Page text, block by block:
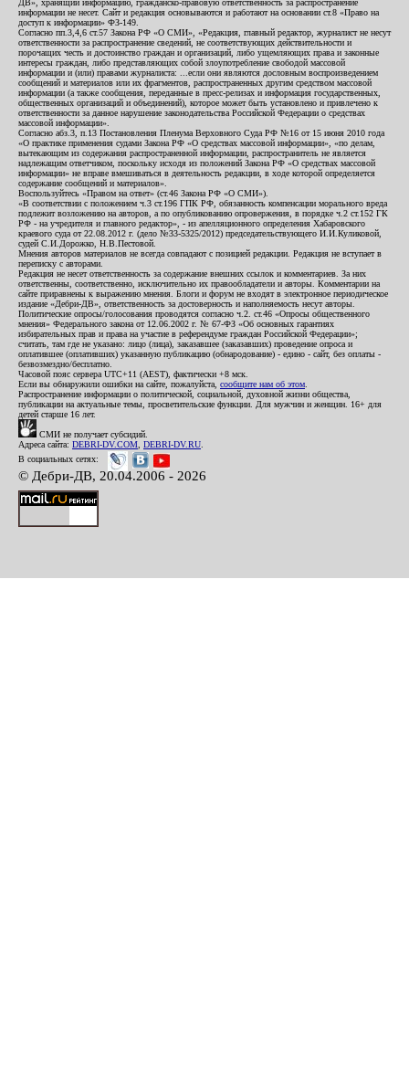
ДВ», хранящий информацию, гражданско-правовую ответственность за распространение
информации не несет. Сайт и редакция основываются и работают на основании ст.8 «Право на
доступ к информации» ФЗ-149.
Согласно пп.3,4,6 ст.57 Закона РФ «О СМИ», «Редакция, главный редактор, журналист не несут
ответственности за распространение сведений, не соответствующих действительности и
порочащих честь и достоинство граждан и организаций, либо ущемляющих права и законные
интересы граждан, либо представляющих собой злоупотребление свободой массовой
информации и (или) правами журналиста: ...если они являются дословным воспроизведением
сообщений и материалов или их фрагментов, распространенных другим средством массовой
информации (а также сообщения, переданные в пресс-релизах и информация государственных,
общественных организаций и объединений), которое может быть установлено и привлечено к
ответственности за данное нарушение законодательства Российской Федерации о средствах
массовой информации».
Согласно абз.3, п.13 Постановления Пленума Верховного Суда РФ №16 от 15 июня 2010 года
«О практике применения судами Закона РФ «О средствах массовой информации», «по делам,
вытекающим из содержания распространенной информации, распространитель не является
надлежащим ответчиком, поскольку исходя из положений Закона РФ «О средствах массовой
информации» не вправе вмешиваться в деятельность редакции, в ходе которой определяется
содержание сообщений и материалов».
Воспользуйтесь «Правом на ответ» (ст.46 Закона РФ «О СМИ»).
«В соответствии с положением ч.3 ст.196 ГПК РФ, обязанность компенсации морального вреда
подлежит возложению на авторов, а по опубликованию опровержения, в порядке ч.2 ст.152 ГК
РФ - на учредителя и главного редактор», - из апелляционного определения Хабаровского
краевого суда от 22.08.2012 г. (дело №33-5325/2012) председательствующего И.И.Куликовой,
судей С.И.Дорожко, Н.В.Пестовой.
Мнения авторов материалов не всегда совпадают с позицией редакции. Редакция не вступает в
переписку с авторами.
Редакция не несет ответственность за содержание внешних ссылок и комментариев. За них
ответственны, соответственно, исключительно их правообладатели и авторы. Комментарии на
сайте приравнены к выражению мнения. Блоги и форум не входят в электронное периодическое
издание «Дебри-ДВ», ответственность за достоверность и наполняемость несут авторы.
Политические опросы/голосования проводятся согласно ч.2. ст.46 «Опросы общественного
мнения» Федерального закона от 12.06.2002 г. № 67-ФЗ «Об основных гарантиях
избирательных прав и права на участие в референдуме граждан Российской Федерации»;
считать, там где не указано: лицо (лица), заказавшее (заказавших) проведение опроса и
оплатившее (оплативших) указанную публикацию (обнародование) - едино - сайт, без оплаты -
безвозмездно/бесплатно.
Часовой пояс сервера UTC+11 (AEST), фактически +8 мск.
Если вы обнаружили ошибки на сайте, пожалуйста, сообщите нам об этом
Распространение информации о политической, социальной, духовной жизни общества,
публикации на актуальные темы, просветительские функции. Для мужчин и женщин. 16+ для
детей старше 16 лет.
СМИ не получает субсидий.
Адреса сайта: DEBRI-DV.COM DEBRI-DV.RU
В социальных сетях:
© Дебри-ДВ, 20.04.2006 - 2026